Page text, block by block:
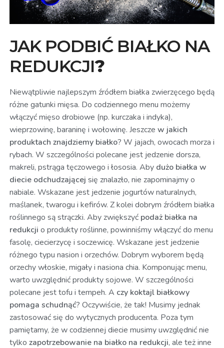
JAK PODBIĆ BIAŁKO NA
REDUKCJI?
Niewątpliwie najlepszym źródłem białka zwierzęcego będą
różne gatunki mięsa. Do codziennego menu możemy
włączyć mięso drobiowe (np. kurczaka i indyka),
wieprzowinę, baraninę i wołowinę. Jeszcze w jakich
produktach znajdziemy białko? W jajach, owocach morza i
rybach. W szczególności polecane jest jedzenie dorsza,
makreli, pstrąga tęczowego i łososia. Aby dużo białka w
diecie odchudzającej się znalazło, nie zapominajmy o
nabiale. Wskazane jest jedzenie jogurtów naturalnych,
maślanek, twarogu i kefirów. Z kolei dobrym źródłem białka
roślinnego są strączki. Aby zwiększyć podaż białka na
redukcji o produkty roślinne, powinniśmy włączyć do menu
fasolę, ciecierzycę i soczewicę. Wskazane jest jedzenie
różnego typu nasion i orzechów. Dobrym wyborem będą
orzechy włoskie, migały i nasiona chia. Komponując menu,
warto uwzględnić produkty sojowe. W szczególności
polecane jest tofu i tempeh. A czy koktajl białkowy
pomaga schudnąć? Oczywiście, że tak! Musimy jednak
zastosować się do wytycznych producenta. Poza tym
pamiętamy, że w codziennej diecie musimy uwzględnić nie
tylko zapotrzebowanie na białko na redukcji, ale też inne